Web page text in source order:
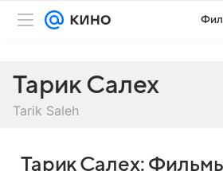
Тарик Салех
Tarik Saleh
Тарик Салех: